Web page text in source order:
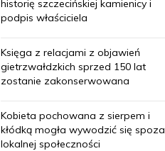
historię szczecińskiej kamienicy i
podpis właściciela
Księga z relacjami z objawień
gietrzwałdzkich sprzed 150 lat
zostanie zakonserwowana
Kobieta pochowana z sierpem i
kłódką mogła wywodzić się spoza
lokalnej społeczności